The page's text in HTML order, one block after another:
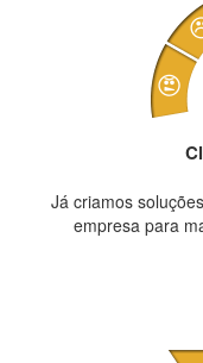
Já criamos
empresa para